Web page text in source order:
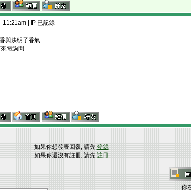
11:21am | IP 已記錄
與決明子香氣
電詢問
如果你想發表回覆, 請先 登錄
如果你還沒有註冊, 請先 註冊
你